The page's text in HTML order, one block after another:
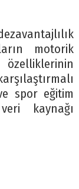
motorik
spor eğitim
kaynağı